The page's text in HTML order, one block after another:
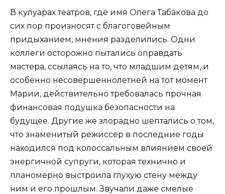
В кулуарах театров, где имя Олега Табакова до
сих пор произносят с благоговейным
придыханием, мнения разделились. Одни
коллеги осторожно пытались оправдать
мастера, ссылаясь на то, что младшим детям, и
особенно несовершеннолетней на тот момент
Марии, действительно требовалась прочная
финансовая подушка безопасности на
будущее. Другие же злорадно шептались о том,
что знаменитый режиссер в последние годы
находился под колоссальным влиянием своей
энергичной супруги, которая технично и
планомерно выстроила глухую стену между
ним и его прошлым. Звучали даже смелые